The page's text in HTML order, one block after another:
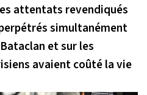
attentats revendiqués
simultanément
et sur les
avaient coûté la vie